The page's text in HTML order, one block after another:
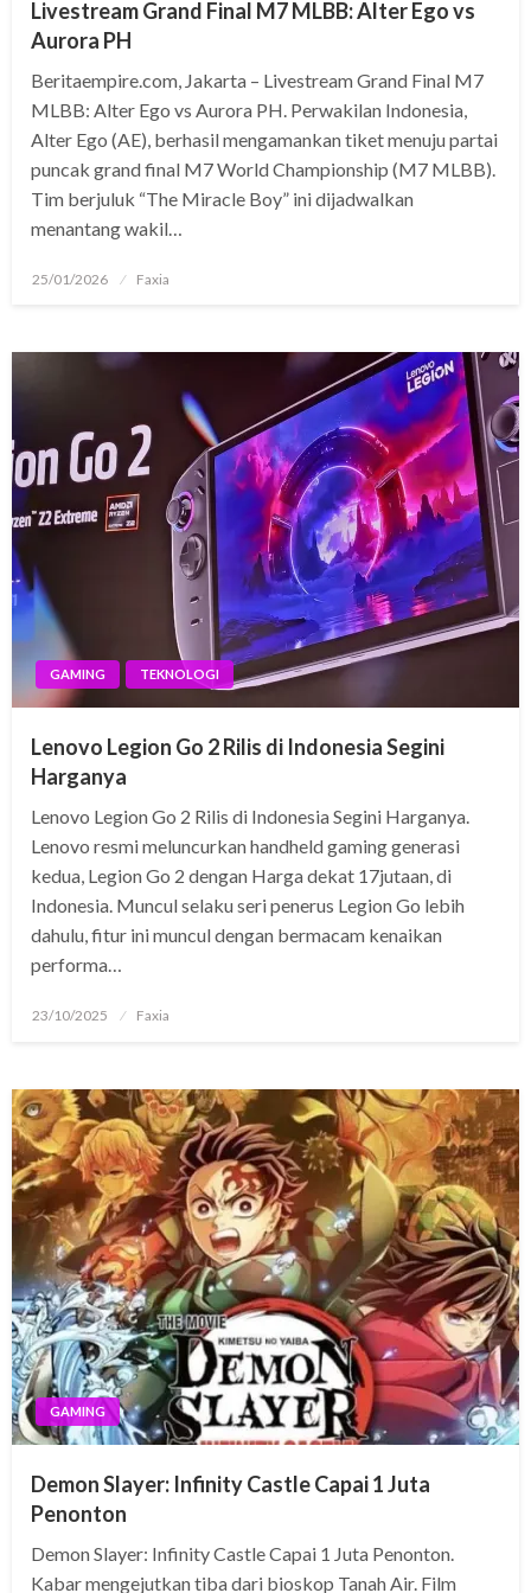
Livestream Grand Final M7 MLBB: Alter Ego vs
Aurora PH
Beritaempire.com, Jakarta – Livestream Grand Final M7
MLBB: Alter Ego vs Aurora PH. Perwakilan Indonesia,
Alter Ego (AE), berhasil mengamankan tiket menuju partai
puncak grand final M7 World Championship (M7 MLBB).
Tim berjuluk “The Miracle Boy” ini dijadwalkan
menantang wakil…
Posted
25/01/2026 Faxia
GAMING TEKNOLOGI
Lenovo Legion Go 2 Rilis di Indonesia Segini
Harganya
Lenovo Legion Go 2 Rilis di Indonesia Segini Harganya.
Lenovo resmi meluncurkan handheld gaming generasi
kedua, Legion Go 2 dengan Harga dekat 17jutaan, di
Indonesia. Muncul selaku seri penerus Legion Go lebih
dahulu, fitur ini muncul dengan bermacam kenaikan
performa…
Posted
23/10/2025 Faxia
GAMING
Demon Slayer: Infinity Castle Capai 1 Juta
Penonton
Demon Slayer: Infinity Castle Capai 1 Juta Penonton.
Kabar mengejutkan tiba dari bioskop Tanah Air. Film